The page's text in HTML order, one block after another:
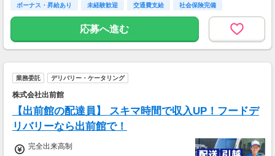
ボーナス・昇給あり
未経験歓迎 交通費支給 社会保険完備
応募へ進む
業務委託 デリバリー・ケータリング
株式会社出前館
【出前館の配達員】 スキマ時間で収入UP！フードデ
リバリーなら出前館で！
完全出来高制